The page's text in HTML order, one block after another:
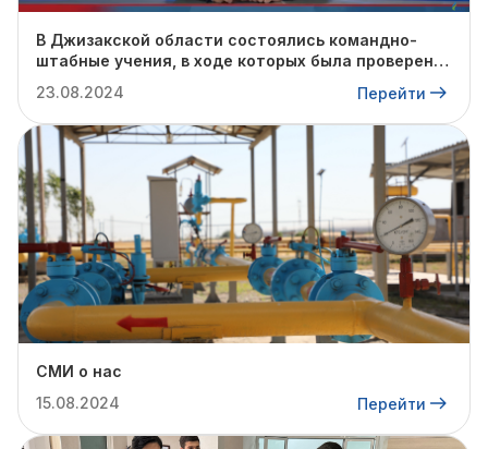
В Джизакской области состоялись командно-
штабные учения, в ходе которых была проверена
осенне-зимнему сезону.
23.08.2024 Перейти
СМИ о нас
15.08.2024
Перейти